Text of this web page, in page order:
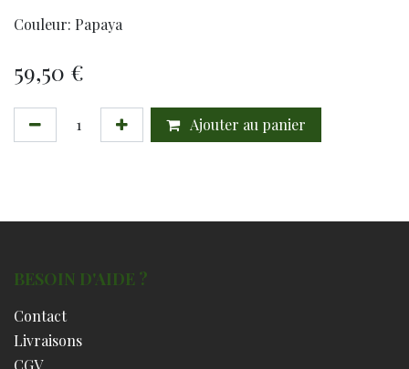
Couleur: Papaya
59,50 €
Ajouter au panier
BESOIN D'AIDE ?
Contact
Livraisons
CGV